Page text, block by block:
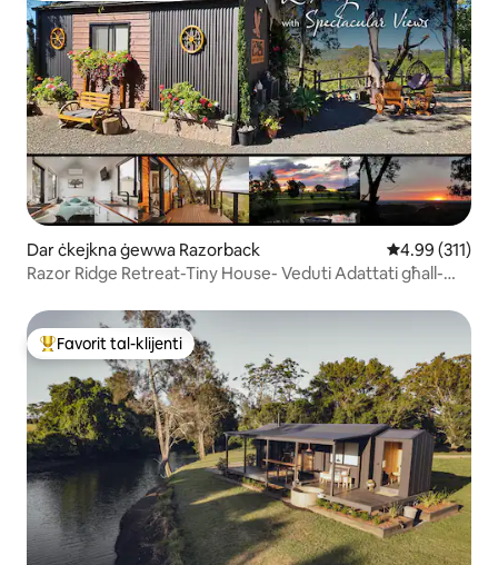
Dar ċkejkna ġewwa Razorback Rating medju
4.99 (311)
Razor Ridge Retreat-Tiny House- Veduti Adattati għall-
Wieħed mill-aqwa favoriti tal-klijenti
Favorit tal-klijenti